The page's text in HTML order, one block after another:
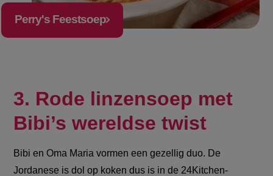
Perry's Feestsoep
3. Rode linzensoep met
Bibi’s wereldse twist
Bibi en Oma Maria vormen een gezellig duo. De
Jordanese is dol op koken dus is in de 24Kitchen-